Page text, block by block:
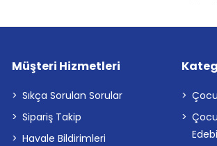
Müşteri Hizmetleri
Sıkça Sorulan Sorular
Sipariş Takip
Havale Bildirimleri